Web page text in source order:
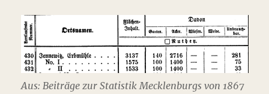
Aus: Beiträge zur Statistik Mecklenburgs von 1867